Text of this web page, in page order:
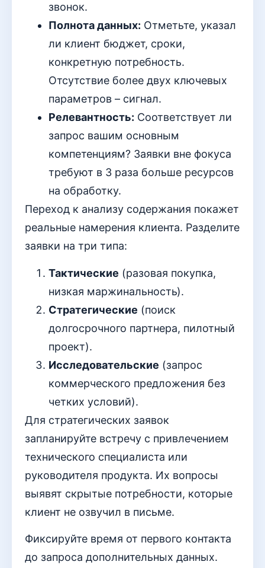
звонок.
Полнота данных: Отметьте, указал
ли клиент бюджет, сроки,
конкретную потребность.
Отсутствие более двух ключевых
параметров – сигнал.
Релевантность: Соответствует ли
запрос вашим основным
компетенциям? Заявки вне фокуса
требуют в 3 раза больше ресурсов
на обработку.
Переход к анализу содержания покажет
реальные намерения клиента. Разделите
заявки на три типа:
Тактические (разовая покупка,
низкая маржинальность).
Стратегические (поиск
долгосрочного партнера, пилотный
проект).
Исследовательские (запрос
коммерческого предложения без
четких условий).
Для стратегических заявок
запланируйте встречу с привлечением
технического специалиста или
руководителя продукта. Их вопросы
выявят скрытые потребности, которые
клиент не озвучил в письме.
Фиксируйте время от первого контакта
до запроса дополнительных данных.